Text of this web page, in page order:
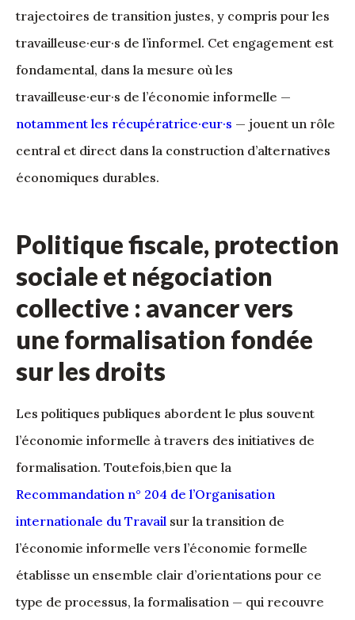
trajectoires de transition justes, y compris pour les
travailleuse·eur·s de l’informel. Cet engagement est
fondamental, dans la mesure où les
travailleuse·eur·s de l’économie informelle —
notamment les récupératrice·eur·s — jouent un rôle
central et direct dans la construction d’alternatives
économiques durables.
Politique fiscale, protection
sociale et négociation
collective : avancer vers
une formalisation fondée
sur les droits
Les politiques publiques abordent le plus souvent
l’économie informelle à travers des initiatives de
formalisation. Toutefois,bien que la
Recommandation n° 204 de l’Organisation
internationale du Travail sur la transition de
l’économie informelle vers l’économie formelle
établisse un ensemble clair d’orientations pour ce
type de processus, la formalisation — qui recouvre